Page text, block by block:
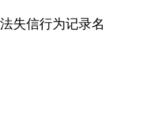
失信行为记录名